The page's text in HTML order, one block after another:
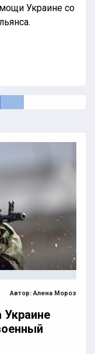
Украине со
Автор:Алена Мороз
Украине